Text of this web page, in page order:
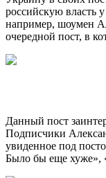
российскую власть
например, шоумен
очередной пост, в
Данный пост
Подписчики
увиденное под
Было бы еще хуже»,